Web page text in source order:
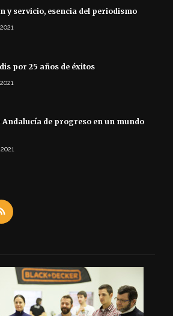
y servicio, esencia del periodismo
por 25 años de éxitos
Andalucía de progreso en un mundo